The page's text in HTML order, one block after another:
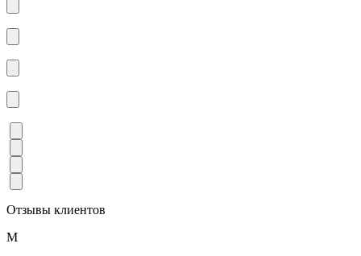
Отзывы клиентов
М